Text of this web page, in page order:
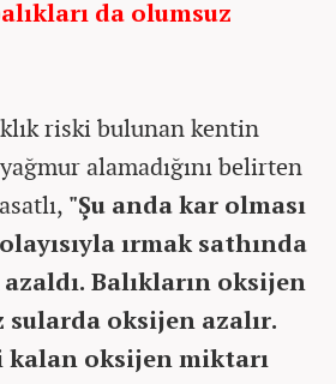
da olumsuz
riski bulunan kentin
alamadığını belirten
"Şu anda kar olması
ırmak sathında
Balıkların oksijen
sularda oksijen azalır.
kalan oksijen miktarı